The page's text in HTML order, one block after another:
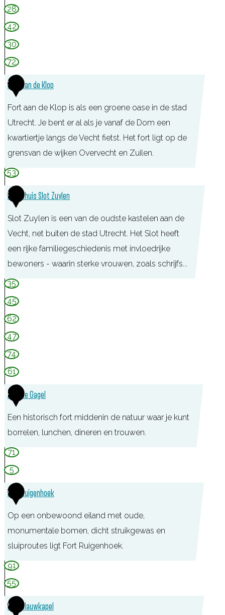
O
M
n
d
e
28
42
30
72
2Fort aan de Klop
Fort aan de Klop is als een groene oase in de stad
Utrecht. Je bent er al als je vanaf de Dom een
kwartiertje langs de Vecht fietst. Het fort ligt op de
grensvan de wijken Overvecht en Zuilen.
F
o
r
t
a
a
n
d
K
l
o
p
53
3Koetshuis Slot Zuylen
Slot Zuylen is een van de oudste kastelen aan de
Vecht, net buiten de stad Utrecht. Het Slot heeft
een rijke familiegeschiedenis met invloedrijke
bewoners - waarin sterke vrouwen, zoals schrijfs...
K
o
e
s
h
u
i
s
S
l
o
t
u
35
45
62
47
74
61
4Fort de Gagel
Een historisch fort middenin de natuur waar je kunt
borrelen, lunchen, dineren en trouwen.
F
o
t
d
e
G
g
e
l
71
5
5Fort Ruigenhoek
Op een onbewoond eiland met oude,
monumentale bomen, dicht struikgewas en
sluiproutes ligt Fort Ruigenhoek.
F
o
t
91
55
6Fort Blauwkapel